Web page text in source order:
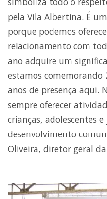
pela Vila Albertina. É
porque podemos
relacionamento com
ano adquire um
estamos comemorando
anos de presença aqui.
sempre oferecer
crianças, adolescentes
desenvolvimento
Oliveira, diretor geral